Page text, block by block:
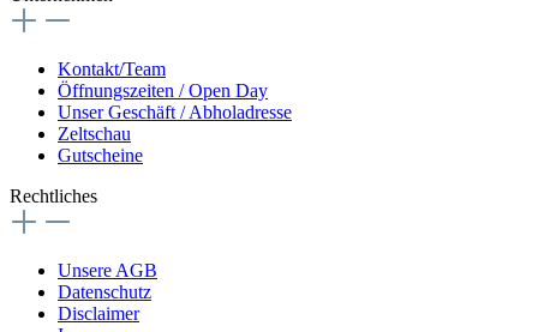
Kontakt/Team
Öffnungszeiten / Open Day
Unser Geschäft / Abholadresse
Zeltschau
Gutscheine
Rechtliches
Unsere AGB
Datenschutz
Disclaimer